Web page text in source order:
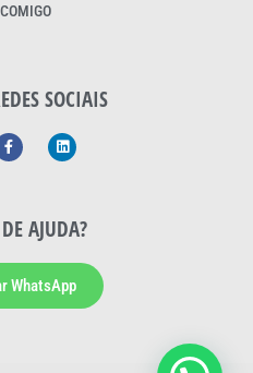
SOCIAIS
AJUDA?
WhatsApp